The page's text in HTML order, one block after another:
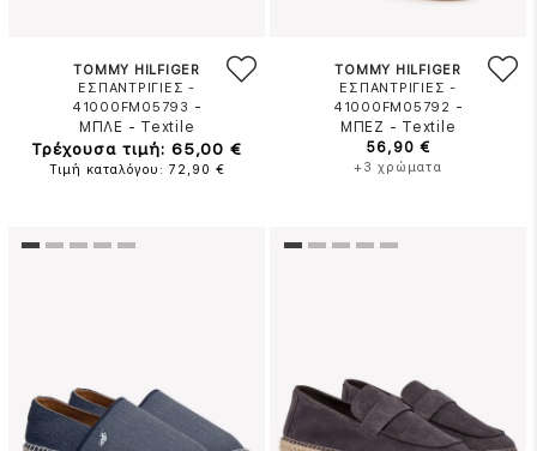
TOMMY HILFIGER
ΕΣΠΑΝΤΡΙΓΙΕΣ -
41000FM05793 -
ΜΠΛΕ - Textile
Τρέχουσα τιμή: 65,00 €
Τιμή καταλόγου: 72,90 €
TOMMY HILFIGER
ΕΣΠΑΝΤΡΙΓΙΕΣ -
41000FM05792 -
ΜΠΕΖ - Textile
56,90 €
+3 χρώματα